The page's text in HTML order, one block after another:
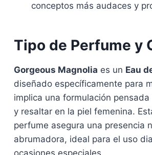
conceptos más audaces y
Tipo de Perfume y
Gorgeous Magnolia es un Eau
diseñado específicamente para
implica una formulación
y resaltar en la piel femenina.
perfume asegura una presencia
abrumadora, ideal para el uso